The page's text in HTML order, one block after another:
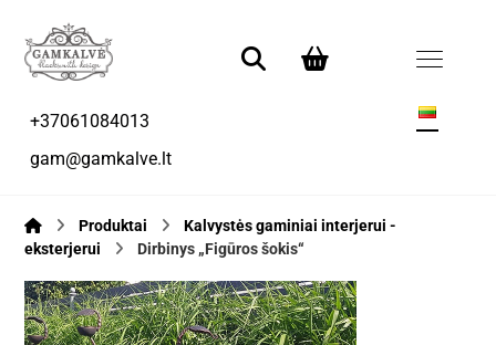
+37061084013
gam@gamkalve.lt
Produktai
Kalvystės gaminiai interjerui -
eksterjerui
Dirbinys „Figūros šokis“